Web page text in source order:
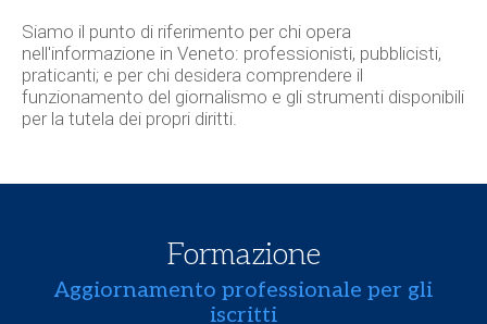
Siamo il punto di riferimento per chi opera
nell'informazione in Veneto: professionisti, pubblicisti,
praticanti; e per chi desidera comprendere il
funzionamento del giornalismo e gli strumenti disponibili
per la tutela dei propri diritti.
Formazione
Aggiornamento professionale per gli
iscritti